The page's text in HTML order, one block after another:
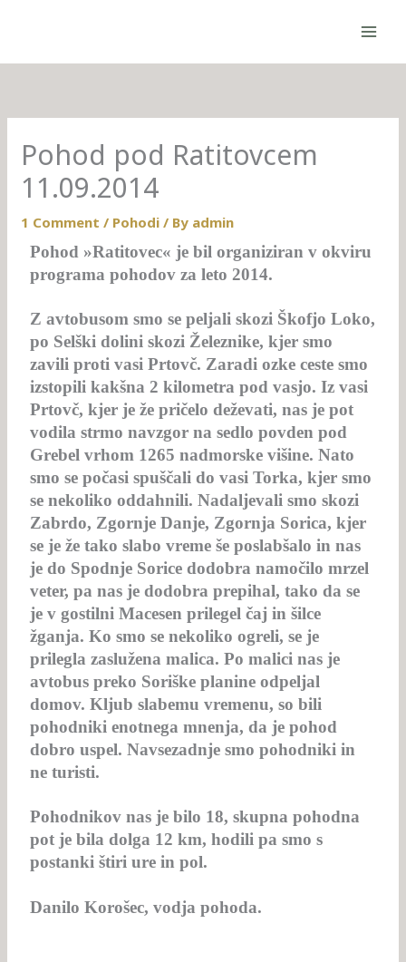
Pohod pod Ratitovcem
11.09.2014
1 Comment / Pohodi / By admin
Pohod »Ratitovec« je bil organiziran v okviru
programa pohodov za leto 2014.
Z avtobusom smo se peljali skozi Škofjo Loko,
po Selški dolini skozi Železnike, kjer smo
zavili proti vasi Prtovč. Zaradi ozke ceste smo
izstopili kakšna 2 kilometra pod vasjo. Iz vasi
Prtovč, kjer je že pričelo deževati, nas je pot
vodila strmo navzgor na sedlo povden pod
Grebel vrhom 1265 nadmorske višine. Nato
smo se počasi spuščali do vasi Torka, kjer smo
se nekoliko oddahnili. Nadaljevali smo skozi
Zabrdo, Zgornje Danje, Zgornja Sorica, kjer
se je že tako slabo vreme še poslabšalo in nas
je do Spodnje Sorice dodobra namočilo mrzel
veter, pa nas je dodobra prepihal, tako da se
je v gostilni Macesen prilegel čaj in šilce
žganja. Ko smo se nekoliko ogreli, se je
prilegla zaslužena malica. Po malici nas je
avtobus preko Soriške planine odpeljal
domov. Kljub slabemu vremenu, so bili
pohodniki enotnega mnenja, da je pohod
dobro uspel. Navsezadnje smo pohodniki in
ne turisti.
Pohodnikov nas je bilo 18, skupna pohodna
pot je bila dolga 12 km, hodili pa smo s
postanki štiri ure in pol.
Danilo Korošec, vodja pohoda.